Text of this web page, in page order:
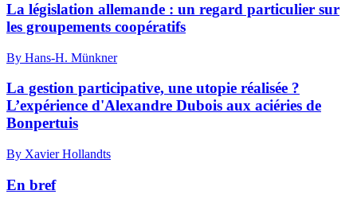
La législation allemande : un regard particulier sur
les groupements coopératifs
By Hans-H. Münkner
La gestion participative, une utopie réalisée ?
L’expérience d'Alexandre Dubois aux aciéries de
Bonpertuis
By Xavier Hollandts
En bref